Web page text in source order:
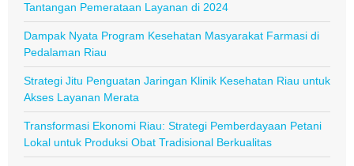
Tantangan Pemerataan Layanan di 2024
Dampak Nyata Program Kesehatan Masyarakat Farmasi di
Pedalaman Riau
Strategi Jitu Penguatan Jaringan Klinik Kesehatan Riau untuk
Akses Layanan Merata
Transformasi Ekonomi Riau: Strategi Pemberdayaan Petani
Lokal untuk Produksi Obat Tradisional Berkualitas